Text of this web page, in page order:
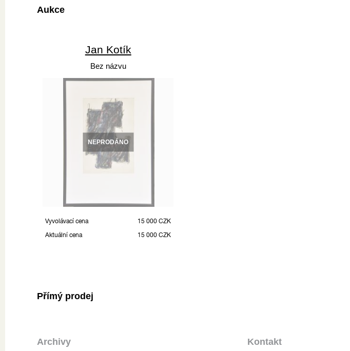
Aukce
Jan Kotík
Bez názvu
NEPRODÁNO
Vyvolávací cena
15 000 CZK
Aktuální cena
15 000 CZK
Přímý prodej
Archivy Kontakt